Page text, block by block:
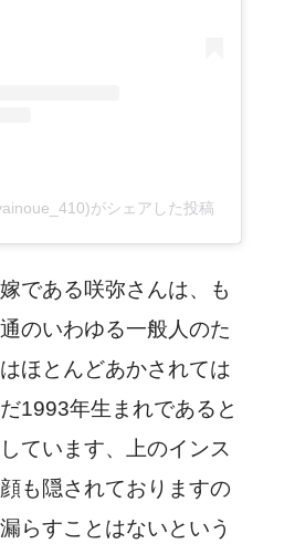
がシェアした投稿
である咲弥さんは、も
のいわゆる一般人のた
ほとんどあかされては
1993年生まれであると
ています、上のインス
も隠されておりますの
らすことはないという